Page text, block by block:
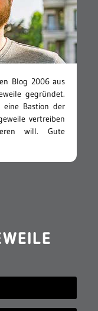
Blog 2006 aus
gegründet.
eine Bastion der
vertreiben
will. Gute